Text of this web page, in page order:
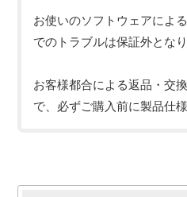
お使いのソフトウェアによ
でのトラブルは保証外となり
お客様都合による返品・交
で、必ずご購入前に製品仕